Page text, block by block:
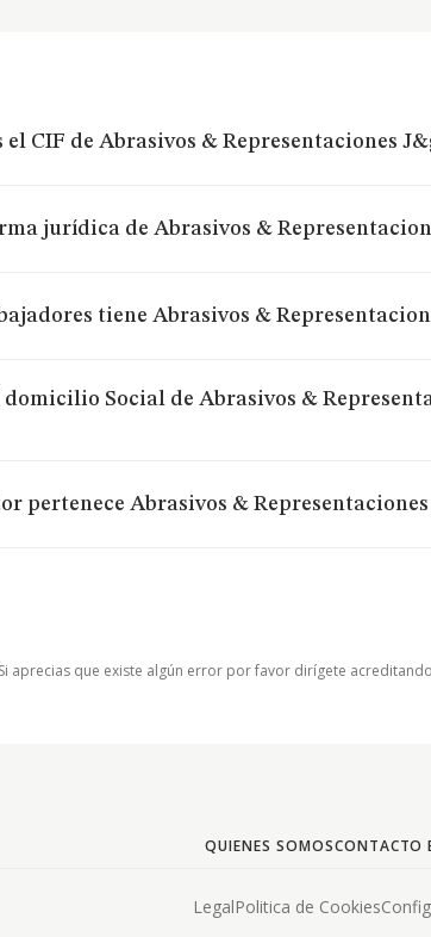
el CIF de Abrasivos & Representaciones
jurídica de Abrasivos &
tiene Abrasivos &
domicilio Social de Abrasivos &
pertenece Abrasivos &
aprecias que existe algún error por favor dirígete
QUIENES SOMOSCONTACTO
LegalPolitica de Cookies